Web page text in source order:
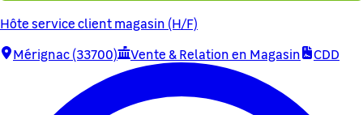
Hôte service client magasin (H/F)
Mérignac (33700)
Vente & Relation en Magasin CDD